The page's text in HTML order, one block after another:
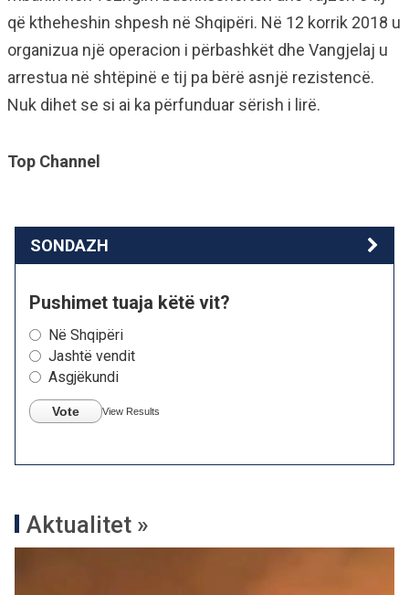
që ktheheshin shpesh në Shqipëri. Në 12 korrik 2018 u
organizua një operacion i përbashkët dhe Vangjelaj u
arrestua në shtëpinë e tij pa bërë asnjë rezistencë.
Nuk dihet se si ai ka përfunduar sërish i lirë.
Top Channel
SONDAZH
Pushimet tuaja këtë vit?
Në Shqipëri
Jashtë vendit
Asgjëkundi
Vote View Results
Aktualitet »